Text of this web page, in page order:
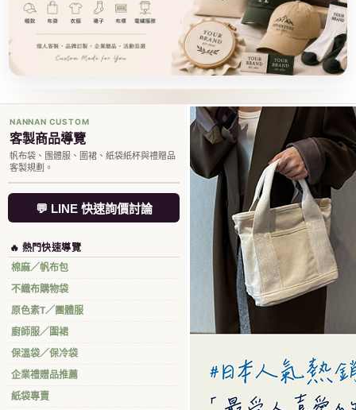
NANNAN CUSTOM
客製商品導覽
帆布袋、團體服、圍裙、紙袋紙杯與禮贈品
客製規劃。
💬 LINE 快速詢價討論
🔥 熱門快速導覽
棉麻／帆布包
不織布購物袋
原色素T／團體服
廚師服／圍裙
保溫袋／保冷袋
企業禮贈品推薦
紙袋專賣